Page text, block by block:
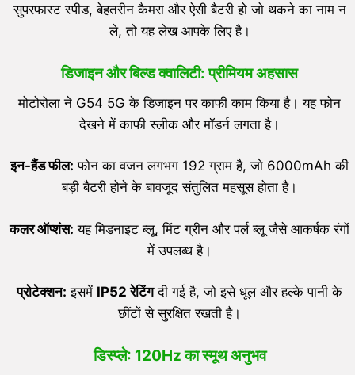
सुपरफास्ट स्पीड, बेहतरीन कैमरा और ऐसी बैटरी हो जो थकने का नाम न
ले, तो यह लेख आपके लिए है।
डिजाइन और बिल्ड क्वालिटी: प्रीमियम अहसास
मोटोरोला ने G54 5G के डिजाइन पर काफी काम किया है। यह फोन
देखने में काफी स्लीक और मॉडर्न लगता है।
इन-हैंड फील: फोन का वजन लगभग 192 ग्राम है, जो 6000mAh की
बड़ी बैटरी होने के बावजूद संतुलित महसूस होता है।
कलर ऑप्शंस: यह मिडनाइट ब्लू, मिंट ग्रीन और पर्ल ब्लू जैसे आकर्षक रंगों
में उपलब्ध है।
प्रोटेक्शन: इसमें IP52रेटिंगदी गई है, जो इसे धूल और हल्के पानी के
छींटों से सुरक्षित रखती है।
डिस्प्ले: 120Hz का स्मूथ अनुभव